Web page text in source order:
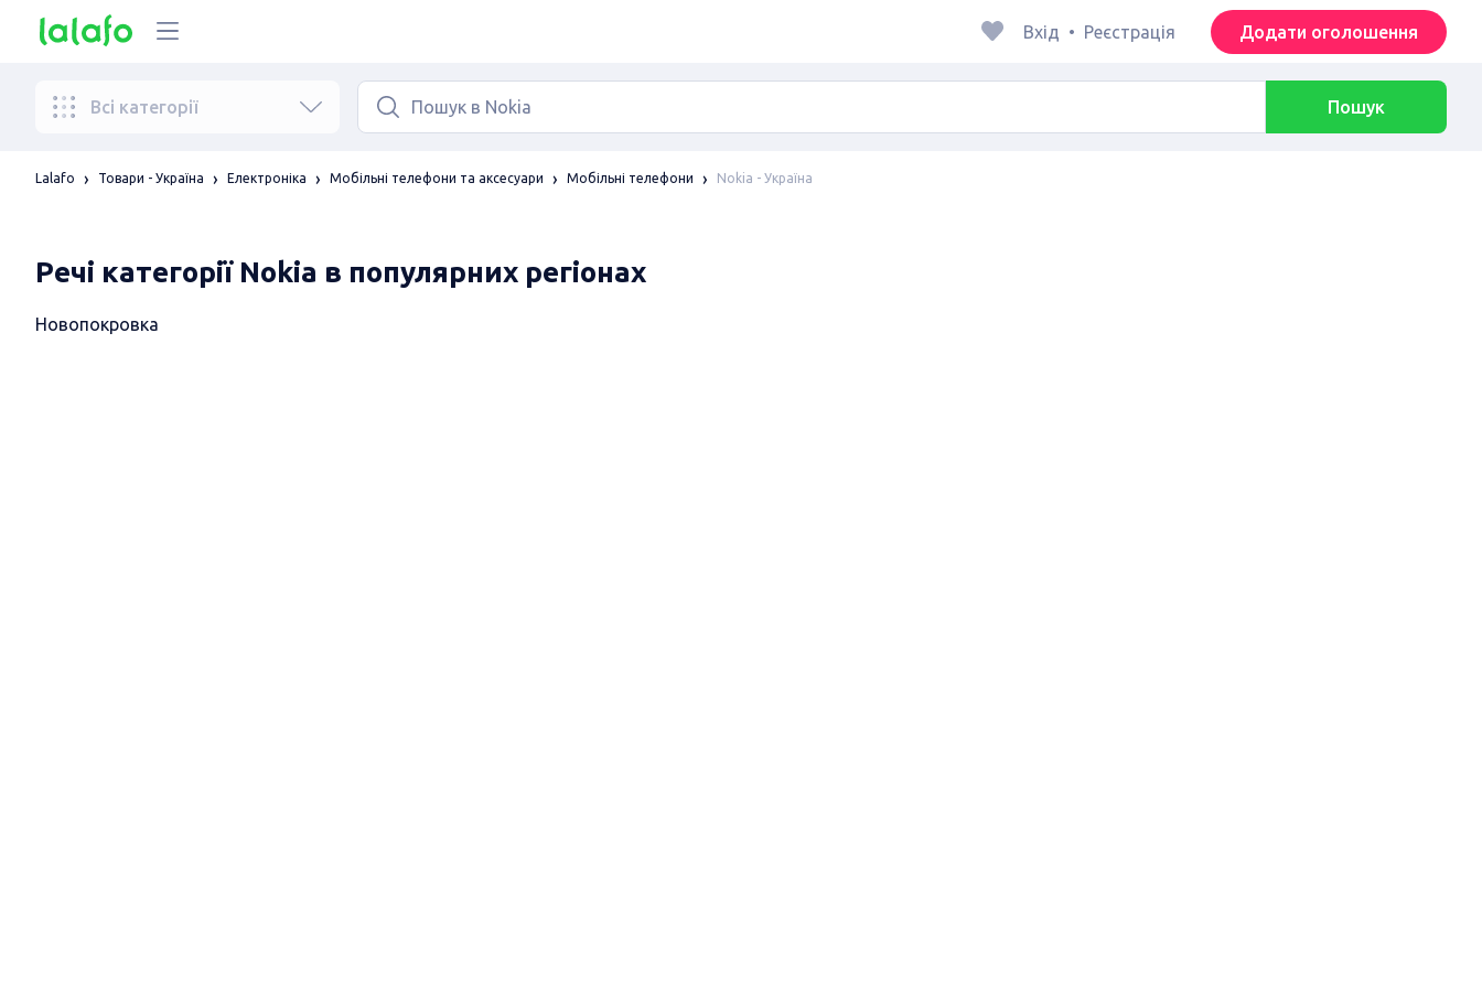
Вхід • Реєстрація Додати оголошення
Всі категорії Пошук
Lalafo Товари - Україна Електроніка Мобільні телефони та аксесуари Мобільні телефони Nokia - Україна
Речі категорії Nokia в популярних регіонах
Новопокровка